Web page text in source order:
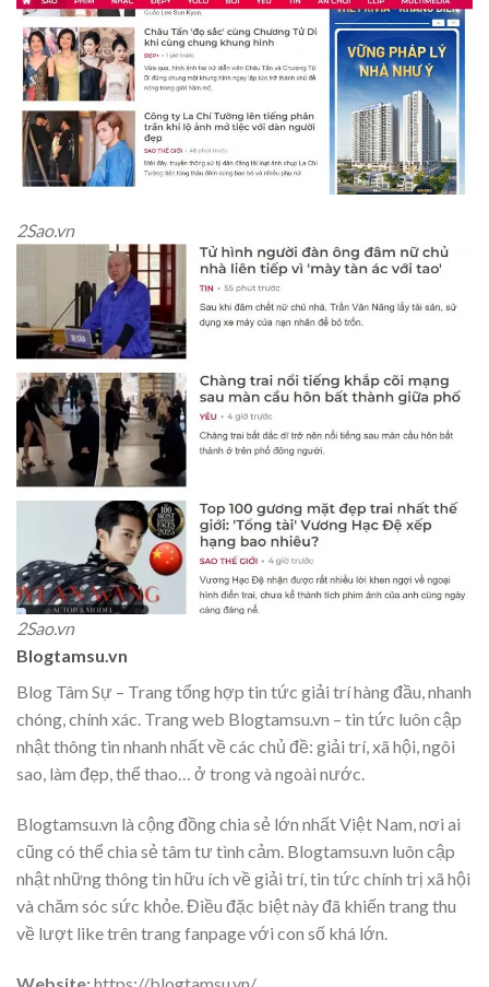
2Sao.vn
2Sao.vn
Blogtamsu.vn
Blog Tâm Sự – Trang tổng hợp tin tức giải trí hàng đầu, nhanh
chóng, chính xác. Trang web Blogtamsu.vn – tin tức luôn cập
nhật thông tin nhanh nhất về các chủ đề: giải trí, xã hội, ngôi
sao, làm đẹp, thể thao… ở trong và ngoài nước.
Blogtamsu.vn là cộng đồng chia sẻ lớn nhất Việt Nam, nơi ai
cũng có thể chia sẻ tâm tư tình cảm. Blogtamsu.vn luôn cập
nhật những thông tin hữu ích về giải trí, tin tức chính trị xã hội
và chăm sóc sức khỏe. Điều đặc biệt này đã khiến trang thu
về lượt like trên trang fanpage với con số khá lớn.
Website:https://blogtamsu.vn/